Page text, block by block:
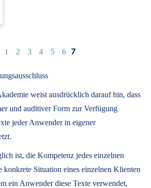
1 2 3 4 5 6 7
weist ausdrücklich darauf hin, dass
und auditiver Form zur Verfügung
jeder Anwender in eigener
ist, die Kompetenz jedes einzelnen
konkrete Situation eines einzelnen Klienten
ein Anwender diese Texte verwendet,